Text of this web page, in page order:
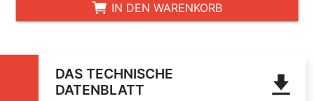
IN DEN WARENKORB
DAS TECHNISCHE
DATENBLATT